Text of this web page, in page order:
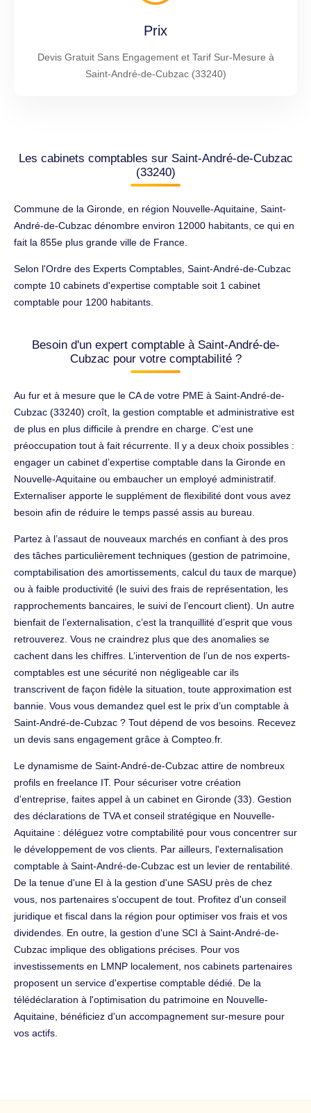
Prix
Devis Gratuit Sans Engagement et Tarif Sur-Mesure à
Saint-André-de-Cubzac (33240)
Les cabinets comptables sur Saint-André-de-Cubzac
(33240)
Commune de la Gironde, en région Nouvelle-Aquitaine, Saint-
André-de-Cubzac dénombre environ 12000 habitants, ce qui en
fait la 855e plus grande ville de France.
Selon l'Ordre des Experts Comptables, Saint-André-de-Cubzac
compte 10 cabinets d'expertise comptable soit 1 cabinet
comptable pour 1200 habitants.
Besoin d'un expert comptable à Saint-André-de-
Cubzac pour votre comptabilité ?
Au fur et à mesure que le CA de votre PME à Saint-André-de-
Cubzac (33240) croît, la gestion comptable et administrative est
de plus en plus difficile à prendre en charge. C’est une
préoccupation tout à fait récurrente. Il y a deux choix possibles :
engager un cabinet d’expertise comptable dans la Gironde en
Nouvelle-Aquitaine ou embaucher un employé administratif.
Externaliser apporte le supplément de flexibilité dont vous avez
besoin afin de réduire le temps passé assis au bureau.
Partez à l’assaut de nouveaux marchés en confiant à des pros
des tâches particulièrement techniques (gestion de patrimoine,
comptabilisation des amortissements, calcul du taux de marque)
ou à faible productivité (le suivi des frais de représentation, les
rapprochements bancaires, le suivi de l’encourt client). Un autre
bienfait de l’externalisation, c’est la tranquillité d’esprit que vous
retrouverez. Vous ne craindrez plus que des anomalies se
cachent dans les chiffres. L’intervention de l’un de nos experts-
comptables est une sécurité non négligeable car ils
transcrivent de façon fidèle la situation, toute approximation est
bannie. Vous vous demandez quel est le prix d’un comptable à
Saint-André-de-Cubzac ? Tout dépend de vos besoins. Recevez
un devis sans engagement grâce à Compteo.fr.
Le dynamisme de Saint-André-de-Cubzac attire de nombreux
profils en freelance IT. Pour sécuriser votre création
d'entreprise, faites appel à un cabinet en Gironde (33). Gestion
des déclarations de TVA et conseil stratégique en Nouvelle-
Aquitaine : déléguez votre comptabilité pour vous concentrer sur
le développement de vos clients. Par ailleurs, l'externalisation
comptable à Saint-André-de-Cubzac est un levier de rentabilité.
De la tenue d'une EI à la gestion d'une SASU près de chez
vous, nos partenaires s'occupent de tout. Profitez d'un conseil
juridique et fiscal dans la région pour optimiser vos frais et vos
dividendes. En outre, la gestion d'une SCI à Saint-André-de-
Cubzac implique des obligations précises. Pour vos
investissements en LMNP localement, nos cabinets partenaires
proposent un service d'expertise comptable dédié. De la
télédéclaration à l'optimisation du patrimoine en Nouvelle-
Aquitaine, bénéficiez d'un accompagnement sur-mesure pour
vos actifs.